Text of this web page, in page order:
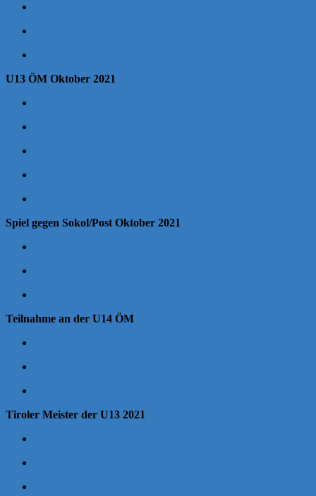
U13 ÖM Oktober 2021
Spiel gegen Sokol/Post Oktober 2021
Teilnahme an der U14 ÖM
Tiroler Meister der U13 2021